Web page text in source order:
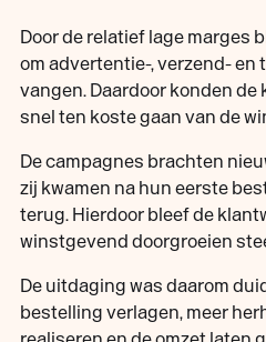
Door de relatief lage marges
om advertentie-, verzend-
vangen. Daardoor konden
snel ten koste gaan van de
De campagnes brachten
zij kwamen na hun eerste
terug. Hierdoor bleef de
winstgevend doorgroeien
De uitdaging was daarom
bestelling verlagen, meer